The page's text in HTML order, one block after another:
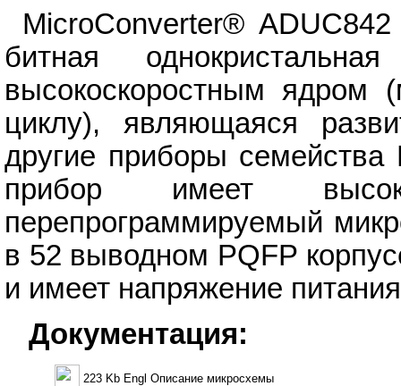
MicroConverter®
битная
высокоскоростным ядром
циклу), являющаяся
другие приборы семейства
прибор имеет
перепрограммируемый
в 52 выводном PQFP
и имеет напряжение
Документация:
223 Kb Engl Описание микросхемы